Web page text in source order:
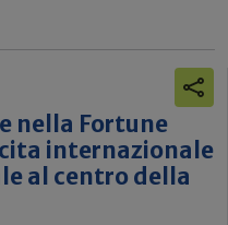
nella Fortune
internazionale
al centro della